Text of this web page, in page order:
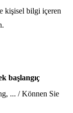
kişisel bilgi içeren
başlangıç
... / Können Sie